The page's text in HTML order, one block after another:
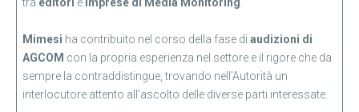
Mimesi ha contribuito nel corso della fase di audizioni di
AGCOM con la propria esperienza nel settore e il rigore che da
sempre la contraddistingue, trovando nell’Autorità un
interlocutore attento all’ascolto delle diverse parti interessate.